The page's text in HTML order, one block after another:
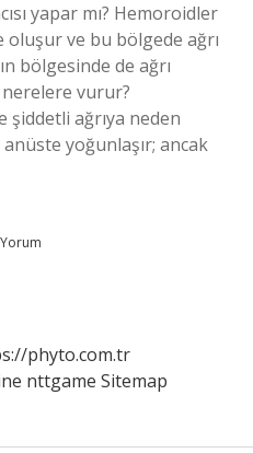
yapar mı? Hemoroidler
oluşur ve bu bölgede ağrı
bölgesinde de ağrı
nerelere vurur?
ağrıya neden
yoğunlaşır; ancak
phyto.com.tr
nttgame Sitemap